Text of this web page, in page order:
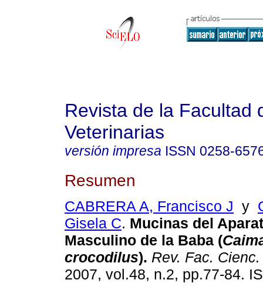
Revista de la Facultad
Veterinarias
versión impresa ISSN 0258-
Resumen
CABRERA A, Francisco J y
Gisela C. Mucinas del
Masculino de la Baba (
crocodilus). Rev. Fac.
2007, vol.48, n.2, pp.77-84.